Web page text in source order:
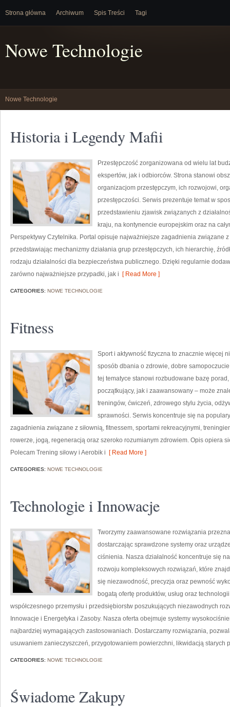
Strona główna Archiwum Spis Treści Tagi
Nowe Technologie
Nowe Technologie
Historia i Legendy Mafii
Przestępczość zorganizowana od wielu lat
ekspertów, jak i odbiorców. Strona stanowi
organizacjom przestępczym, ich rozwojowi,
przestępczości. Serwis prezentuje temat w
przedstawieniu zjawisk związanych z
kraju, na kontynencie europejskim oraz na
Perspektywy Czytelnika. Portal opisuje najważniejsze zagadnienia związane
przedstawiając mechanizmy działania grup przestępczych, ich hierarchię,
rodzaju działalności dla bezpieczeństwa publicznego. Dzięki regularnie
zarówno najważniejsze przypadki, jak i [ Read More ]
CATEGORIES: NOWE TECHNOLOGIE
Fitness
Sport i aktywność fizyczna to znacznie więcej
sposób dbania o zdrowie, dobre
tej tematyce stanowi rozbudowane bazę
początkujący, jak i zaawansowany – może
treningów, ćwiczeń, zdrowego stylu życia,
sprawności. Serwis koncentruje się na
zagadnienia związane z siłownią, fitnessem, sportami rekreacyjnymi,
rowerze, jogą, regeneracją oraz szeroko rozumianym zdrowiem. Opis opiera
Polecam Trening siłowy i Aerobik i [ Read More ]
CATEGORIES: NOWE TECHNOLOGIE
Technologie i Innowacje
Tworzymy zaawansowane rozwiązania
dostarczając sprawdzone systemy oraz
ciśnienia. Nasza działalność koncentruje się
rozwoju kompleksowych rozwiązań, które
się niezawodność, precyzja oraz pewność
bogatą ofertę produktów, usług oraz
współczesnego przemysłu i przedsiębiorstw poszukujących niezawodnych
Innowacje i Energetyka i Zasoby. Nasza oferta obejmuje systemy
najbardziej wymagających zastosowaniach. Dostarczamy rozwiązania,
usuwaniem zanieczyszczeń, przygotowaniem powierzchni, likwidacją starych
CATEGORIES: NOWE TECHNOLOGIE
Świadome Zakupy